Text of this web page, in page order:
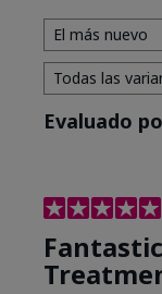
Evaluado